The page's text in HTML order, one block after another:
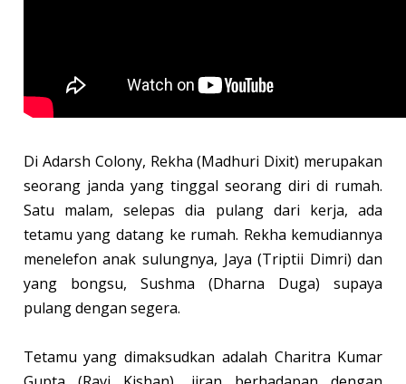
Di Adarsh Colony, Rekha (Madhuri Dixit) merupakan
seorang janda yang tinggal seorang diri di rumah.
Satu malam, selepas dia pulang dari kerja, ada
tetamu yang datang ke rumah. Rekha kemudiannya
menelefon anak sulungnya, Jaya (Triptii Dimri) dan
yang bongsu, Sushma (Dharna Duga) supaya
pulang dengan segera.
Tetamu yang dimaksudkan adalah Charitra Kumar